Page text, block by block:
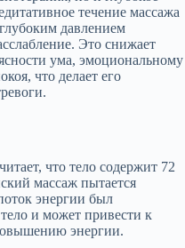
течение массажа
давлением
Это снижает
ума, эмоциональному
что делает его
что тело содержит 72
массаж пытается
энергии был
и может привести к
энергии.